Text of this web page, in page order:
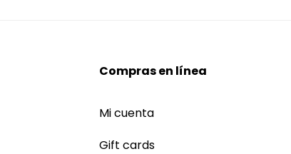
Compras en línea
Mi cuenta
Gift cards